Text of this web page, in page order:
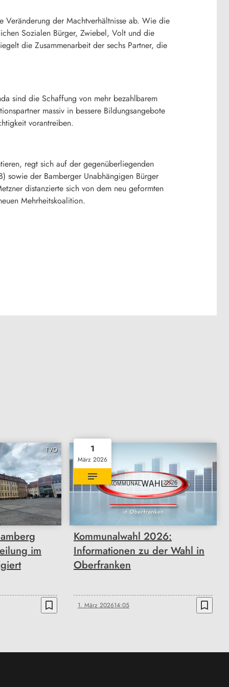
Veränderung der Machtverhältnisse ab. Wie die
Sozialen Bürger, Zwiebel, Volt und die
die Zusammenarbeit der sechs Partner, die
sind die Schaffung von mehr bezahlbarem
massiv in bessere Bildungsangebote
vorantreiben.
regt sich auf der gegenüberliegenden
sowie der Bamberger Unabhängigen Bürger
distanzierte sich von dem neu geformten
Mehrheitskoalition.
TVO
im
bookmark_border
1
März 2026
Kommunalwahl 2026:
Informationen zu der Wahl in
Oberfranken
1. März 202614:05 bookmark_border